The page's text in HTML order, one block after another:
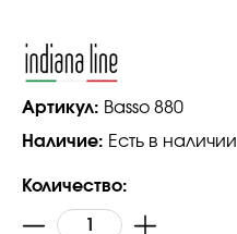
Артикул: Basso 880
Наличие: Есть в наличии
Количество: